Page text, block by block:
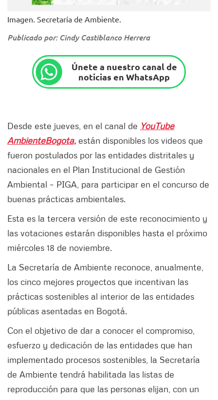
Imagen. Secretaría de Ambiente.
Publicado por: Cindy Castiblanco Herrera
Únete a nuestro canal de
noticias en WhatsApp
Desde este jueves, en el canal de YouTube
AmbienteBogota, están disponibles los videos que
fueron postulados por las entidades distritales y
nacionales en el Plan Institucional de Gestión
Ambiental – PIGA, para participar en el concurso de
buenas prácticas ambientales.
Esta es la tercera versión de este reconocimiento y
las votaciones estarán disponibles hasta el próximo
miércoles 18 de noviembre.
La Secretaría de Ambiente reconoce, anualmente,
los cinco mejores proyectos que incentivan las
prácticas sostenibles al interior de las entidades
públicas asentadas en Bogotá.
Con el objetivo de dar a conocer el compromiso,
esfuerzo y dedicación de las entidades que han
implementado procesos sostenibles, la Secretaría
de Ambiente tendrá habilitada las listas de
reproducción para que las personas elijan, con un